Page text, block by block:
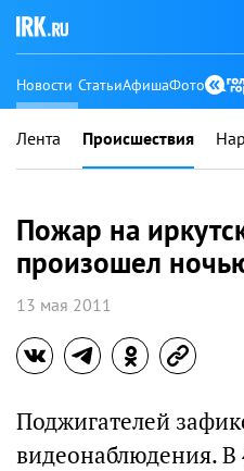
Новости СтатьиАфишаФото
Лента Происшествия
Пожар на
произошел
13 мая 2011
Поджигателей
видеонаблюдения. В